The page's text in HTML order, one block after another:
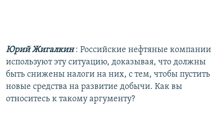
Юрий Жигалкин: Российские нефтяные компании
используют эту ситуацию, доказывая, что должны
быть снижены налоги на них, с тем, чтобы пустить
новые средства на развитие добычи. Как вы
относитесь к такому аргументу?